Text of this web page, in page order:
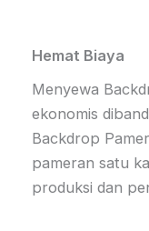
Hemat Biaya
Menyewa
ekonomis
Backdrop
pameran satu
produksi dan